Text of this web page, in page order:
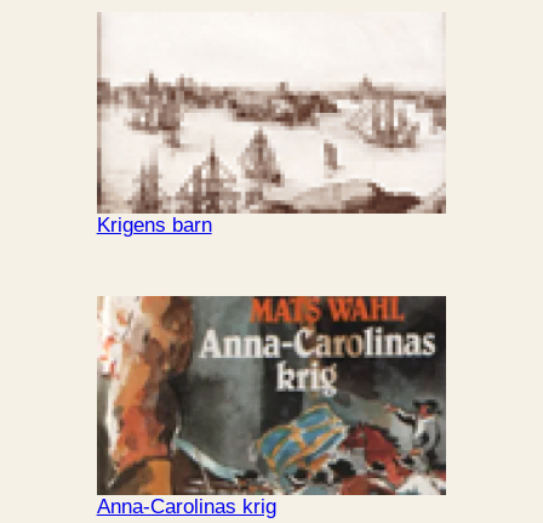
Krigens barn
Anna-Carolinas krig